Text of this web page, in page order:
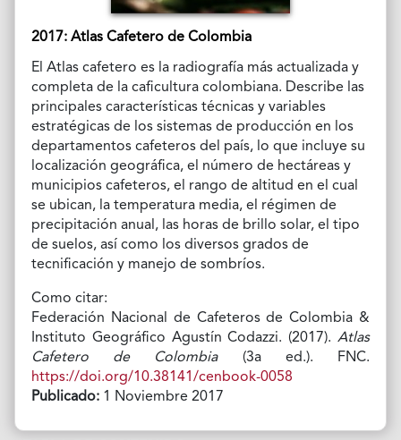
2017: Atlas Cafetero de Colombia
El Atlas cafetero es la radiografía más actualizada y
completa de la caficultura colombiana. Describe las
principales características técnicas y variables
estratégicas de los sistemas de producción en los
departamentos cafeteros del país, lo que incluye su
localización geográfica, el número de hectáreas y
municipios cafeteros, el rango de altitud en el cual
se ubican, la temperatura media, el régimen de
precipitación anual, las horas de brillo solar, el tipo
de suelos, así como los diversos grados de
tecnificación y manejo de sombríos.
Como citar:
Federación Nacional de Cafeteros de Colombia &
Instituto Geográfico Agustín Codazzi. (2017).Atlas
Cafetero de Colombia(3a ed.). FNC.
https://doi.org/10.38141/cenbook-0058
Publicado:1 Noviembre 2017